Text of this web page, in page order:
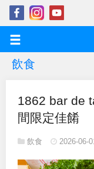
飲食
1862 bar de
間限定佳餚
飲食 2026-06-